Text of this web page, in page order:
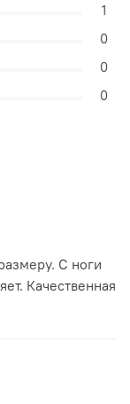
С ноги
Качественная
1
0
0
0